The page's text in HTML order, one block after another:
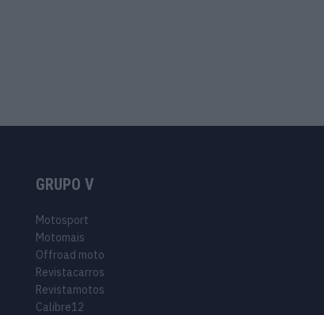
GRUPO V
Motosport
Motomais
Offroad moto
Revistacarros
Revistamotos
Calibre12